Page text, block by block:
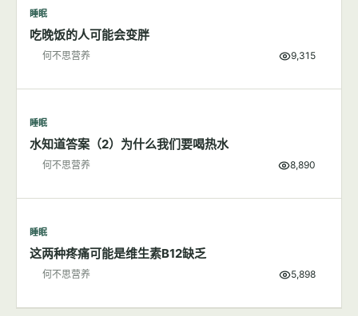
睡眠
吃晚饭的人可能会变胖
何不思营养 9,315
睡眠
水知道答案（2）为什么我们要喝热水
何不思营养 8,890
睡眠
这两种疼痛可能是维生素B12缺乏
何不思营养 5,898